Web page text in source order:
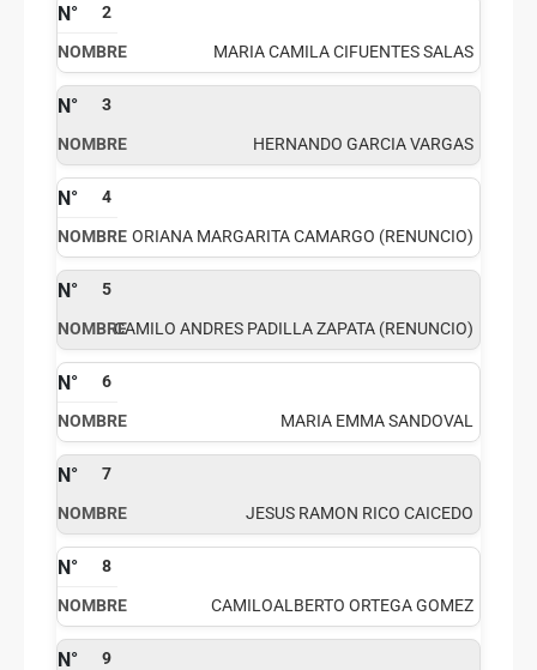
2
MARIA CAMILA CIFUENTES SALAS
3
HERNANDO GARCIA VARGAS
4
ORIANA MARGARITA CAMARGO (RENUNCIO)
5
CAMILO ANDRES PADILLA ZAPATA (RENUNCIO)
6
MARIA EMMA SANDOVAL
7
JESUS RAMON RICO CAICEDO
8
CAMILOALBERTO ORTEGA GOMEZ
9